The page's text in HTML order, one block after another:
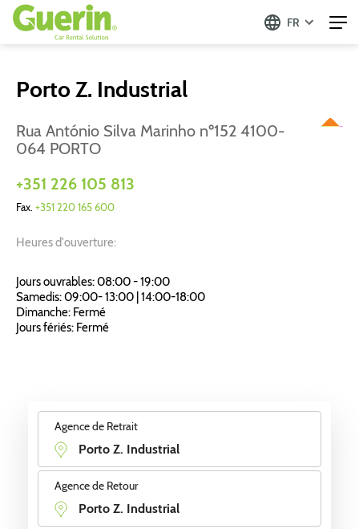
FR
Porto Z. Industrial
Rua António Silva Marinho nº152 4100-
064 PORTO
+351 226 105 813
Fax. +351 220 165 600
Heures d'ouverture:
Jours ouvrables: 08:00 - 19:00
Samedis: 09:00- 13:00 | 14:00-18:00
Dimanche: Fermé
Jours fériés: Fermé
Agence de Retrait
Agence de Retour